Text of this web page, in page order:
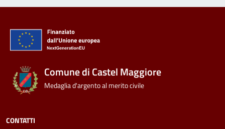
Comune di Castel Maggiore
Medaglia d'argento al merito civile
CONTATTI